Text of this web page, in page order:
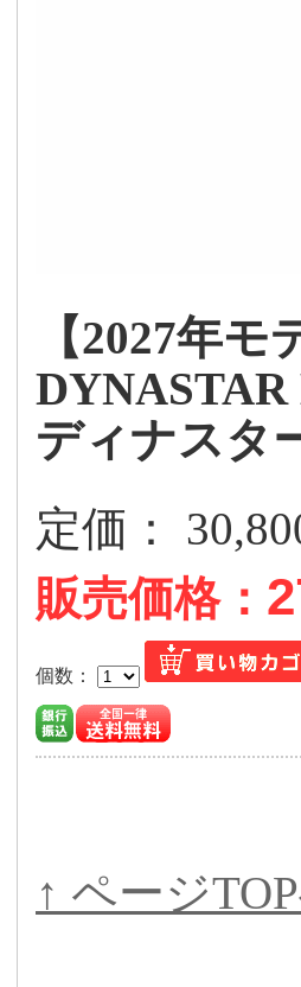
【2027年
ディナスタ
定価：
販売価格：
個数：
↑ ページ